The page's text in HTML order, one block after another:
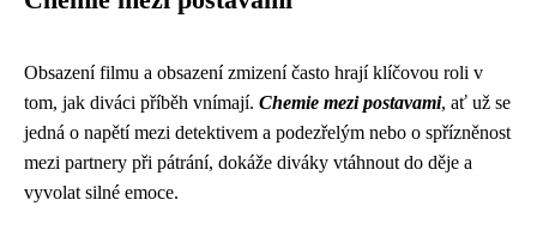
Obsazení filmu a obsazení zmizení často hrají klíčovou roli v
tom, jak diváci příběh vnímají. Chemie mezi postavami, ať už se
jedná o napětí mezi detektivem a podezřelým nebo o spřízněnost
mezi partnery při pátrání, dokáže diváky vtáhnout do děje a
vyvolat silné emoce.